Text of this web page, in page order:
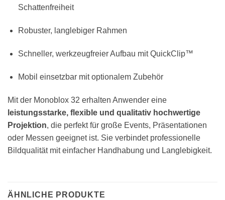
Schattenfreiheit
Robuster, langlebiger Rahmen
Schneller, werkzeugfreier Aufbau mit QuickClip™
Mobil einsetzbar mit optionalem Zubehör
Mit der Monoblox 32 erhalten Anwender eine
leistungsstarke, flexible und qualitativ hochwertige
Projektion, die perfekt für große Events, Präsentationen
oder Messen geeignet ist. Sie verbindet professionelle
Bildqualität mit einfacher Handhabung und Langlebigkeit.
ÄHNLICHE PRODUKTE